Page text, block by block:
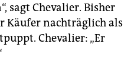
sagt Chevalier. Bisher
Käufer nachträglich als
Chevalier: „Er